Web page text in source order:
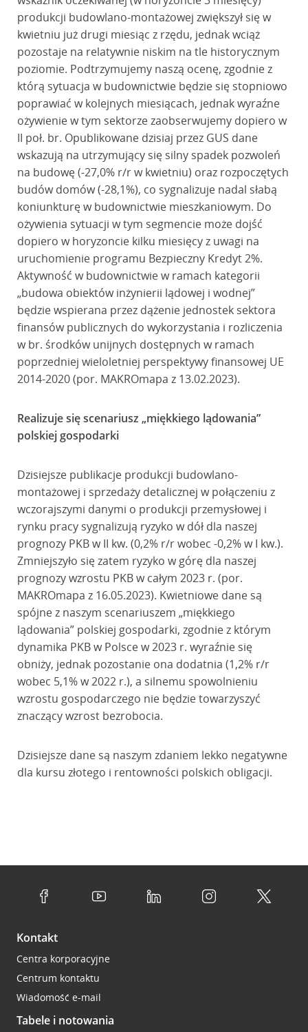
produkcji budowlano-montażowej zwiększył się w
kwietniu już drugi miesiąc z rzędu, jednak wciąż
pozostaje na relatywnie niskim na tle historycznym
poziomie. Podtrzymujemy naszą ocenę, zgodnie z
którą sytuacja w budownictwie będzie się stopniowo
poprawiać w kolejnych miesiącach, jednak wyraźne
ożywienie w tym sektorze zaobserwujemy dopiero w
II poł. br. Opublikowane dzisiaj przez GUS dane
wskazują na utrzymujący się silny spadek pozwoleń
na budowę (-27,0% r/r w kwietniu) oraz rozpoczętych
budów domów (-28,1%), co sygnalizuje nadal słabą
koniunkturę w budownictwie mieszkaniowym. Do
ożywienia sytuacji w tym segmencie może dojść
dopiero w horyzoncie kilku miesięcy z uwagi na
uruchomienie programu Bezpieczny Kredyt 2%.
Aktywność w budownictwie w ramach kategorii
„budowa obiektów inżynierii lądowej i wodnej”
będzie wspierana przez dążenie jednostek sektora
finansów publicznych do wykorzystania i rozliczenia
w br. środków unijnych dostępnych w ramach
poprzedniej wieloletniej perspektywy finansowej UE
2014-2020 (por. MAKROmapa z 13.02.2023).
Realizuje się scenariusz „miękkiego lądowania”
polskiej gospodarki
Dzisiejsze publikacje produkcji budowlano-
montażowej i sprzedaży detalicznej w połączeniu z
wczorajszymi danymi o produkcji przemysłowej i
rynku pracy sygnalizują ryzyko w dół dla naszej
prognozy PKB w II kw. (0,2% r/r wobec -0,2% w I kw.).
Zmniejszyło się zatem ryzyko w górę dla naszej
prognozy wzrostu PKB w całym 2023 r. (por.
MAKROmapa z 16.05.2023). Kwietniowe dane są
spójne z naszym scenariuszem „miękkiego
lądowania” polskiej gospodarki, zgodnie z którym
dynamika PKB w Polsce w 2023 r. wyraźnie się
obniży, jednak pozostanie ona dodatnia (1,2% r/r
wobec 5,1% w 2022 r.), a silnemu spowolnieniu
wzrostu gospodarczego nie będzie towarzyszyć
znaczący wzrost bezrobocia.
Dzisiejsze dane są naszym zdaniem lekko negatywne
dla kursu złotego i rentowności polskich obligacji.
Kontakt
Centra korporacyjne
Centrum kontaktu
Wiadomość e-mail
Tabele i notowania